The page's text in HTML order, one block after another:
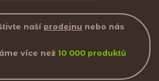
naší prodejnu nebo nás
více než 10 000 produktů